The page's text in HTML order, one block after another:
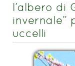
l’albero di
invernale”
uccelli